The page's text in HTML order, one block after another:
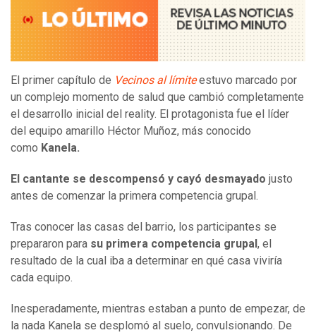
El primer capítulo de Vecinos al límiteestuvo marcado por
un complejo momento de salud que cambió completamente
el desarrollo inicial del reality. El protagonista fue el líder
del equipo amarillo Héctor Muñoz, más conocido
como Kanela.
El cantante se descompensó y cayó desmayado justo
antes de comenzar la primera competencia grupal.
Tras conocer las casas del barrio, los participantes se
prepararon para su primera competencia grupal, el
resultado de la cual iba a determinar en qué casa viviría
cada equipo.
Inesperadamente, mientras estaban a punto de empezar, de
la nada Kanela se desplomó al suelo, convulsionando. De